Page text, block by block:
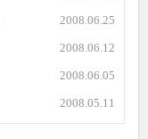
2008.06.25
2008.06.12
2008.06.05
2008.05.11